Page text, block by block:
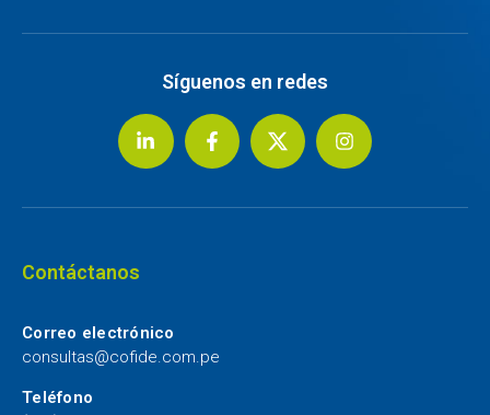
Síguenos en redes
Contáctanos
Correo electrónico
consultas@cofide.com.pe
Teléfono